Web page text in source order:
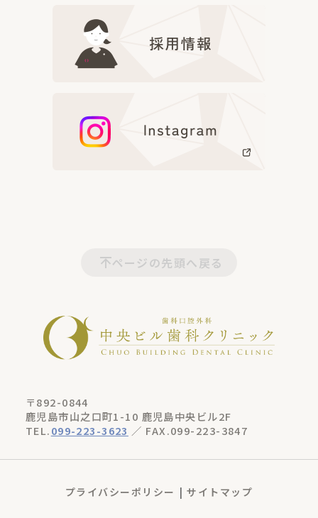
ページの先頭へ戻る
〒892-0844
鹿児島市山之口町1-10 鹿児島中央ビル2F
TEL.099-223-3623 ／ FAX.099-223-3847
プライバシーポリシー サイトマップ